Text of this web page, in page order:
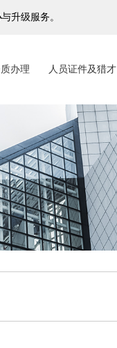
与升级服务。
办理 人员证件及猎才